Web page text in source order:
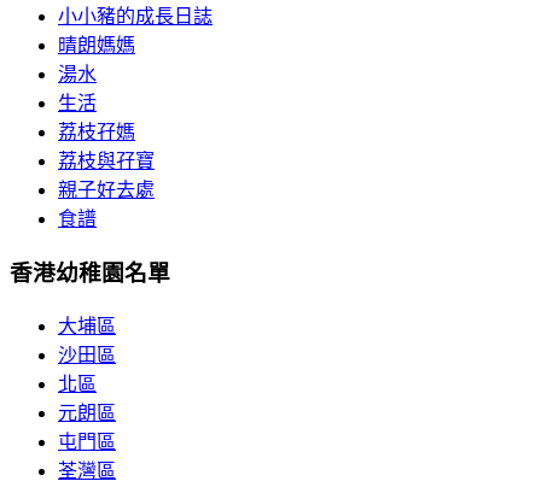
小小豬的成長日誌
晴朗媽媽
湯水
生活
荔枝孖媽
荔枝與孖寶
親子好去處
食譜
香港幼稚園名單
大埔區
沙田區
北區
元朗區
屯門區
荃灣區